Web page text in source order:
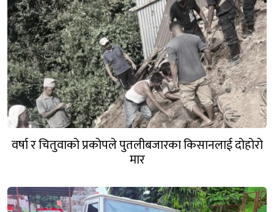
वर्षा र चितुवाको प्रकोपले पुतलीबजारका किसानलाई दोहोरो
मार